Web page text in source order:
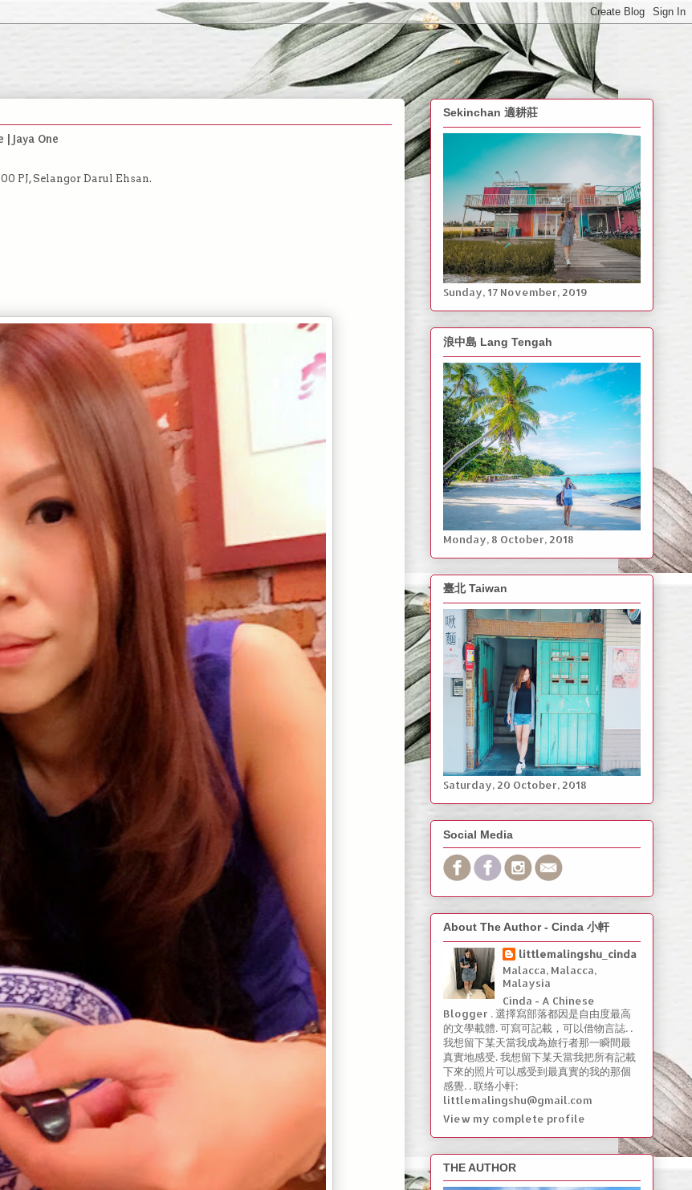
Jaya One
PJ, Selangor Darul Ehsan.
Sekinchan 適耕莊
Sunday, ‎17 ‎November, ‎2019
浪中島 Lang Tengah
Monday, ‎8 ‎October, ‎2018
臺北 Taiwan
Saturday, ‎20 ‎October, ‎2018
Social Media
About The Author - Cinda 小軒
littlemalingshu_cinda
Malacca, Malacca,
Malaysia
Cinda - A Chinese
Blogger . 選擇寫部落都因是自由度最高
的文學載體. 可寫可記載，可以借物言誌. .
我想留下某天當我成為旅行者那一瞬間最
真實地感受. 我想留下某天當我把所有記載
下來的照片可以感受到最真實的我的那個
感覺. . 联络小軒:
littlemalingshu@gmail.com
View my complete profile
THE AUTHOR